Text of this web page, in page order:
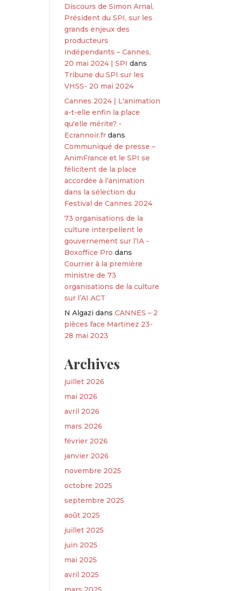
Discours de Simon Arnal,
Président du SPI, sur les
grands enjeux des
producteurs
indépendants – Cannes,
20 mai 2024 | SPI dans
Tribune du SPI sur les
VHSS- 20 mai 2024
Cannes 2024 | L'animation
a-t-elle enfin la place
qu'elle mérite? -
Ecrannoir.fr dans
Communiqué de presse –
AnimFrance et le SPI se
félicitent de la place
accordée à l’animation
dans la sélection du
Festival de Cannes 2024
73 organisations de la
culture interpellent le
gouvernement sur l’IA -
Boxoffice Pro dans
Courrier à la première
ministre de 73
organisations de la culture
sur l’AI ACT
N Algazi dansCANNES – 2
pièces face Martinez 23-
28 mai 2023
Archives
juillet 2026
mai 2026
avril 2026
mars 2026
février 2026
janvier 2026
novembre 2025
octobre 2025
septembre 2025
août 2025
juillet 2025
juin 2025
mai 2025
avril 2025